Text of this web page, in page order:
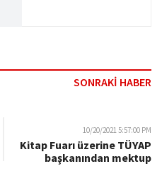
SONRAKİ HABER
10/20/2021 5:57:00 PM
Kitap Fuarı üzerine TÜYAP
başkanından mektup